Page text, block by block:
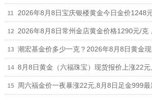
2026年8月8日宝庆银楼黄金今日金价1248
2026年8月8日常州金店黄金价格1290元/克